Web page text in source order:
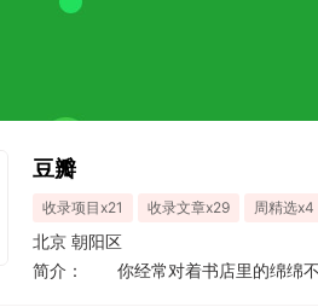
豆瓣
收录项目x21 收录文章x29 周精选x4
北京 朝阳区
简介： 你经常对着书店里的绵绵不